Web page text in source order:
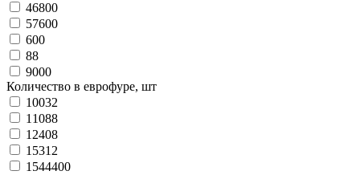
46800
57600
600
88
9000
Количество в еврофуре, шт
10032
11088
12408
15312
1544400